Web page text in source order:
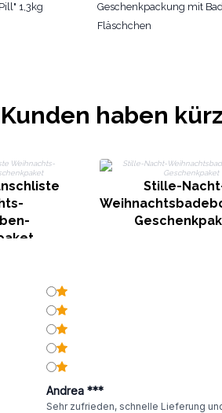
1,3kg
Geschenkpackung mit
Fläschchen
Kunden haben
Stille-
Andrea ***
Sehr zufrieden, schnelle Lieferung